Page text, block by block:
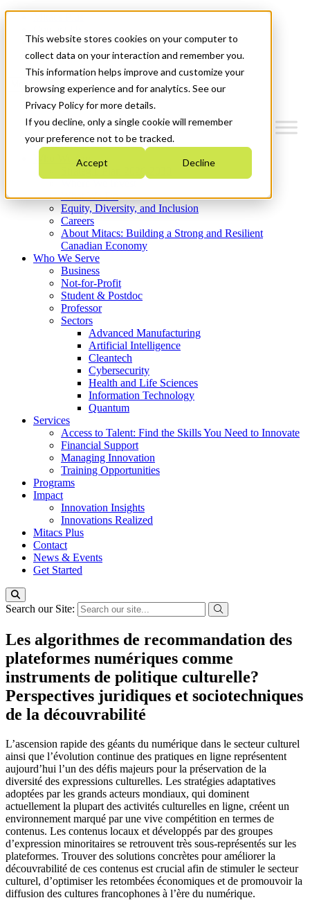
This website stores cookies on your computer to
collect data on your interaction and remember you.
This information helps improve and customize your
browsing experience and for analytics. See our
Privacy Policy for more details.
If you decline, only a single cookie will remember
your preference not to be tracked.
Accept Decline
News & Events
Get Started
Menu
Who We Are
Strategic Plan 2026-2030
What We Do
Equity, Diversity, and Inclusion
Careers
About Mitacs: Building a Strong and Resilient
Canadian Economy
Who We Serve
Business
Not-for-Profit
Student & Postdoc
Professor
Sectors
Advanced Manufacturing
Artificial Intelligence
Cleantech
Cybersecurity
Health and Life Sciences
Information Technology
Quantum
Services
Access to Talent: Find the Skills You Need to Innovate
Financial Support
Managing Innovation
Training Opportunities
Programs
Impact
Innovation Insights
Innovations Realized
Mitacs Plus
Contact
News & Events
Get Started
Search our Site:
Les algorithmes de recommandation des
plateformes numériques comme
instruments de politique culturelle?
Perspectives juridiques et sociotechniques
de la découvrabilité
L’ascension rapide des géants du numérique dans le secteur culturel
ainsi que l’évolution continue des pratiques en ligne représentent
aujourd’hui l’un des défis majeurs pour la préservation de la
diversité des expressions culturelles. Les stratégies adaptatives
adoptées par les grands acteurs mondiaux, qui dominent
actuellement la plupart des activités culturelles en ligne, créent un
environnement marqué par une vive compétition en termes de
contenus. Les contenus locaux et développés par des groupes
d’expression minoritaires se retrouvent très sous-représentés sur les
plateformes. Trouver des solutions concrètes pour améliorer la
découvrabilité de ces contenus est crucial afin de stimuler le secteur
culturel, d’optimiser les retombées économiques et de promouvoir la
diffusion des cultures francophones à l’ère du numérique.